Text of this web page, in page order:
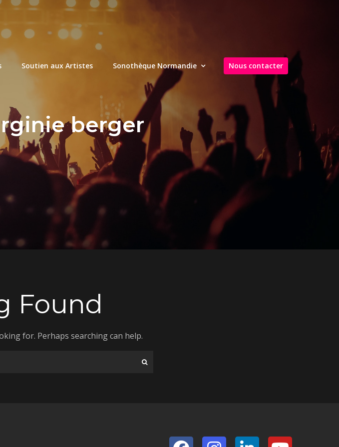
Soutien aux Artistes Sonothèque Normandie Nous contacter
berger
Found
for. Perhaps searching can help.